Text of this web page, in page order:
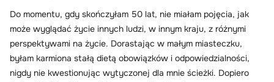
Do momentu, gdy skończyłam 50 lat, nie miałam pojęcia, jak
może wyglądać życie innych ludzi, w innym kraju, z różnymi
perspektywami na życie. Dorastając w małym miasteczku,
byłam karmiona stałą dietą obowiązków i odpowiedzialności,
nigdy nie kwestionując wytyczonej dla mnie ścieżki. Dopiero